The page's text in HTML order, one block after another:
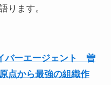
ります。
バーエージェント 曽
点から最強の組織作